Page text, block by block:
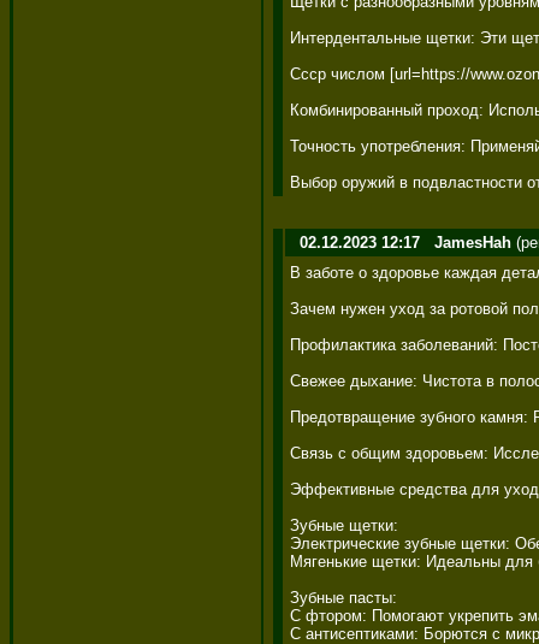
Интердентальные щетки: Эти
Ссср числом [url=https://
Комбинированный проход:
Точность употребления:
Выбор оружий в подвластности
02.12.2023 12:17 JamesHah
В заботе о здоровье каждая
Зачем нужен уход за ротовой
Профилактика заболеваний:
Свежее дыхание: Чистота в
Предотвращение зубного камня:
Связь с общим здоровьем:
Эффективные средства для
Зубные щетки:
Электрические зубные щетки:
Мягенькие щетки: Идеальны для
Зубные пасты:
С фтором: Помогают укрепить
С антисептиками: Борются с